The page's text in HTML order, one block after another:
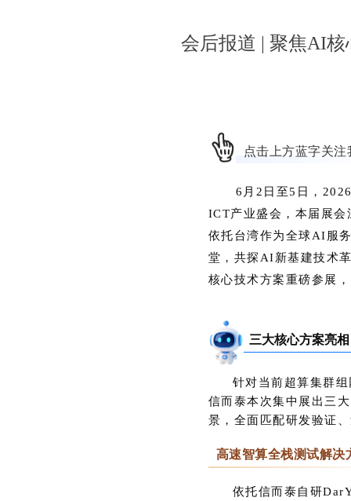
会后报道 | 聚焦AI
点击上方蓝字关注
6月2日至5日，
ICT产业盛会，本届展
依托台湾作为全球AI服
堂，共探AI新基建技术
核心技术方案重磅参展
三大核心方案亮
针对当前超算集群
信而泰本次集中展出三
景，全面匹配研发验证
高速智算全栈测试解决
依托信而泰自研